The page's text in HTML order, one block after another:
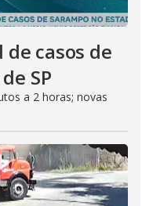
de casos de
SP
a 2 horas; novas